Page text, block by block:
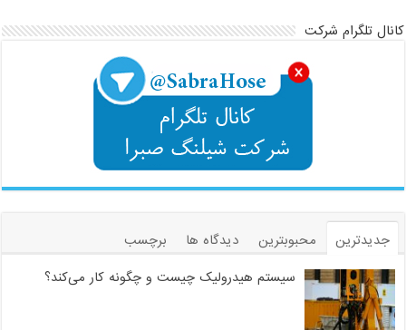
کانال تلگرام شرکت
جدیدترین محبوبترین دیدگاه ها
برچسب
سیستم هیدرولیک چیست و چگونه کار می‌کند؟